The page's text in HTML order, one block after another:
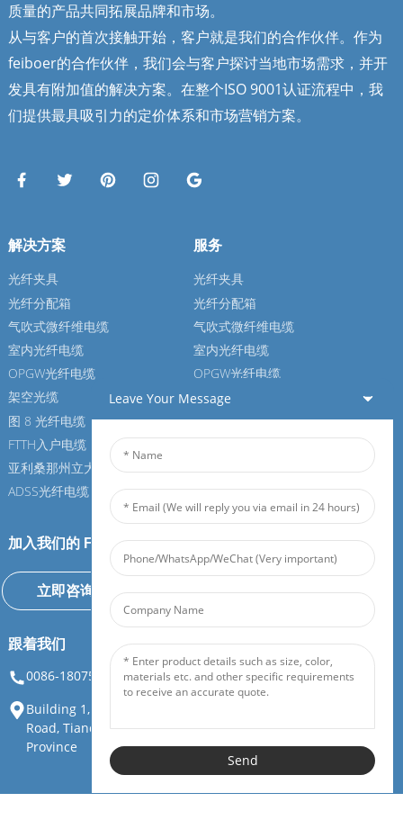
质量的产品共同拓展品牌和市场。
从与客户的首次接触开始，客户就是我们的合作伙伴。作为
feiboer的合作伙伴，我们会与客户探讨当地市场需求，并开
发具有附加值的解决方案。在整个ISO 9001认证流程中，我
们提供最具吸引力的定价体系和市场营销方案。
解决方案
光纤夹具
光纤分配箱
气吹式微纤维电缆
室内光纤电缆
OPGW光纤电缆
架空光缆
图 8 光纤电缆
FTTH入户电缆
亚利桑那州立大学光纤电缆
ADSS光纤电缆
服务
光纤夹具
光纤分配箱
气吹式微纤维电缆
室内光纤电缆
OPGW光纤电缆
架空光缆
图 8 光纤电缆
FTTH入户电缆
亚利桑那州立大学光纤电缆
ADSS光纤电缆
加入我们的 Feiboer
立即咨询
跟着我们
0086-18075108880
info@feiboer.com.cn
Building 1, Zhongjianbaobao Mansion, No. 30, Lianhu 3rd
Road, Tianding Street, Yuelu District, Changsha City, Hunan
Province
Leave Your Message
Send